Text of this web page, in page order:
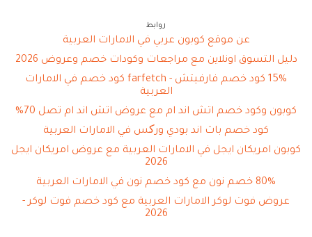
روابط
عن موقع كوبون عربي في الامارات العربية
دليل التسوق اونلاين مع مراجعات وكودات خصم وعروض 2026
15% كود خصم فارفيتش - farfetch كود خصم في الامارات
العربية
كوبون وكود خصم اتش اند ام مع عروض اتش اند ام تصل 70%
كود خصم باث اند بودي ورکس في الامارات العربية
كوبون امريكان ايجل في الامارات العربية مع عروض امريكان ايجل
2026
80% خصم نون مع كود خصم نون في الامارات العربية
عروض فوت لوكر الامارات العربية مع كود خصم فوت لوكر -
2026